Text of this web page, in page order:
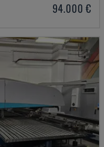
94.000 €